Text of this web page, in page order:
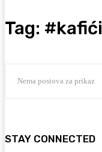
Tag: #kafići
Nema postova za prikaz
STAY CONNECTED